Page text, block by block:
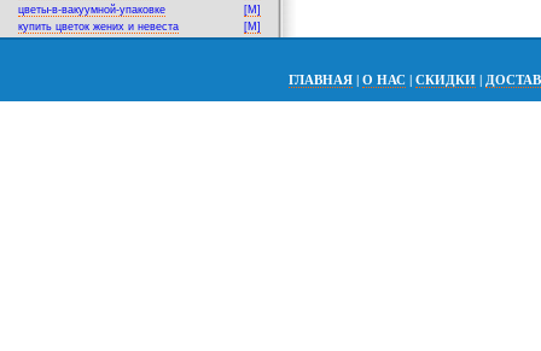
цветы-в-вакуумной-упаковке
[M]
купить цветок жених и невеста
[M]
ГЛАВНАЯ | О НАС | СКИДКИ |